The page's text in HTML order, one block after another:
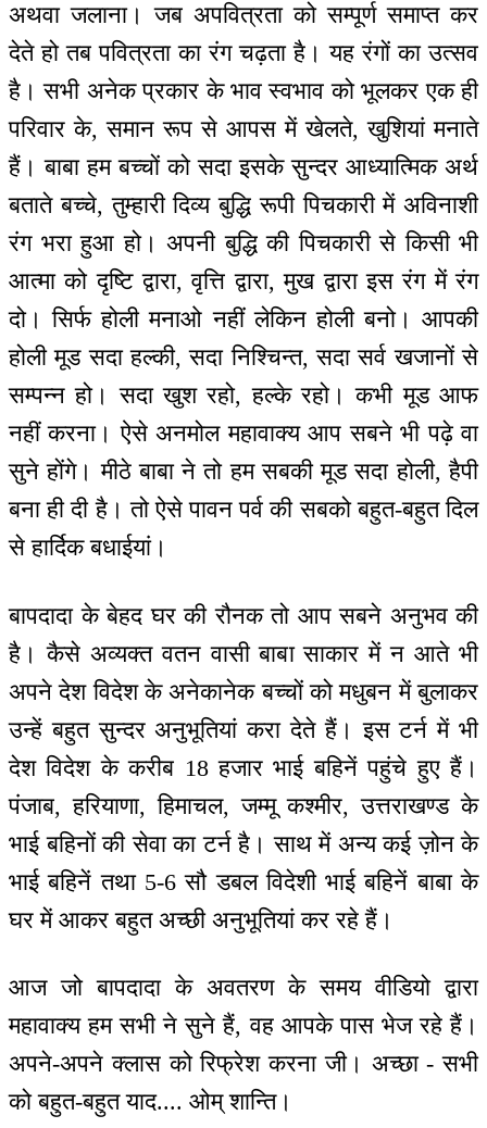
अथवा जलाना। जब अपवित्रता को सम्पूर्ण समाप्त कर
देते हो तब पवित्रता का रंग चढ़ता है। यह रंगों का उत्सव
है। सभी अनेक प्रकार के भाव स्वभाव को भूलकर एक ही
परिवार के, समान रूप से आपस में खेलते, खुशियां मनाते
हैं। बाबा हम बच्चों को सदा इसके सुन्दर आध्यात्मिक अर्थ
बताते बच्चे, तुम्हारी दिव्य बुद्धि रूपी पिचकारी में अविनाशी
रंग भरा हुआ हो। अपनी बुद्धि की पिचकारी से किसी भी
आत्मा को दृष्टि द्वारा, वृत्ति द्वारा, मुख द्वारा इस रंग में रंग
दो। सिर्फ होली मनाओ नहीं लेकिन होली बनो। आपकी
होली मूड सदा हल्की, सदा निश्चिन्त, सदा सर्व खजानों से
सम्पन्न हो। सदा खुश रहो, हल्के रहो। कभी मूड आफ
नहीं करना। ऐसे अनमोल महावाक्य आप सबने भी पढ़े वा
सुने होंगे। मीठे बाबा ने तो हम सबकी मूड सदा होली, हैपी
बना ही दी है। तो ऐसे पावन पर्व की सबको बहुत-बहुत दिल
से हार्दिक बधाईयां।
बापदादा के बेहद घर की रौनक तो आप सबने अनुभव की
है। कैसे अव्यक्त वतन वासी बाबा साकार में न आते भी
अपने देश विदेश के अनेकानेक बच्चों को मधुबन में बुलाकर
उन्हें बहुत सुन्दर अनुभूतियां करा देते हैं। इस टर्न में भी
देश विदेश के करीब 18 हजार भाई बहिनें पहुंचे हुए हैं।
पंजाब, हरियाणा, हिमाचल, जम्मू कश्मीर, उत्तराखण्ड के
भाई बहिनों की सेवा का टर्न है। साथ में अन्य कई ज़ोन के
भाई बहिनें तथा 5-6 सौ डबल विदेशी भाई बहिनें बाबा के
घर में आकर बहुत अच्छी अनुभूतियां कर रहे हैं।
आज जो बापदादा के अवतरण के समय वीडियो द्वारा
महावाक्य हम सभी ने सुने हैं, वह आपके पास भेज रहे हैं।
अपने-अपने क्लास को रिफ्रेश करना जी। अच्छा - सभी
को बहुत-बहुत याद.... ओम् शान्ति।